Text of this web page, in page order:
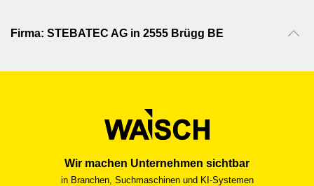
Firma: STEBATEC AG in 2555 Brügg BE
Wir machen Unternehmen sichtbar
in Branchen, Suchmaschinen und KI-Systemen